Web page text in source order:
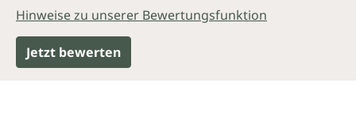
Hinweise zu unserer Bewertungsfunktion
Jetzt bewerten